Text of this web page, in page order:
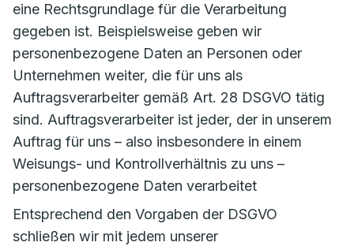
eine Rechtsgrundlage für die Verarbeitung
gegeben ist. Beispielsweise geben wir
personenbezogene Daten an Personen oder
Unternehmen weiter, die für uns als
Auftragsverarbeiter gemäß Art. 28 DSGVO tätig
sind. Auftragsverarbeiter ist jeder, der in unserem
Auftrag für uns – also insbesondere in einem
Weisungs- und Kontrollverhältnis zu uns –
personenbezogene Daten verarbeitet
Entsprechend den Vorgaben der DSGVO
schließen wir mit jedem unserer